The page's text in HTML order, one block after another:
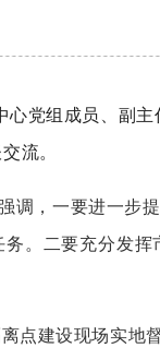
党组成员、副主
流。
，一要进一步
。二要充分发
点建设现场实地